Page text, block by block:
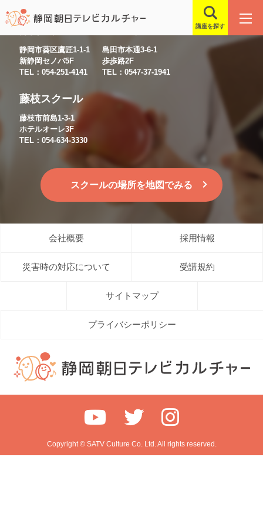
講座を探す
静岡市葵区鷹匠1-1-1
新静岡セノバ5F
TEL：054-251-4141
島田市本通3-6-1
歩歩路2F
TEL：0547-37-1941
藤枝スクール
藤枝市前島1-3-1
ホテルオーレ3F
TEL：054-634-3330
スクールの場所を地図でみる
会社概要 採用情報
災害時の対応について 受講規約
サイトマップ
プライバシーポリシー
Copyright © SATV Culture Co. Ltd. All rights reserved.